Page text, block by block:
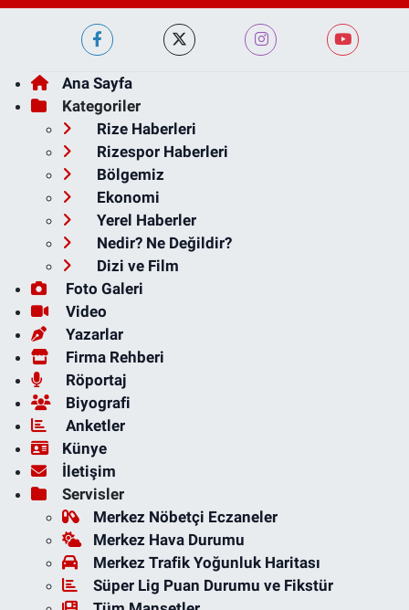
Ana Sayfa
Kategoriler
Rize Haberleri
Rizespor Haberleri
Bölgemiz
Ekonomi
Yerel Haberler
Nedir? Ne Değildir?
Dizi ve Film
Foto Galeri
Video
Yazarlar
Firma Rehberi
Röportaj
Biyografi
Anketler
Künye
İletişim
Servisler
Merkez Nöbetçi Eczaneler
Merkez Hava Durumu
Merkez Trafik Yoğunluk Haritası
Süper Lig Puan Durumu ve Fikstür